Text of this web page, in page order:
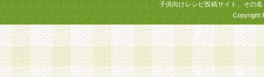
子供向けレシピ投稿サイト、その
Copyright